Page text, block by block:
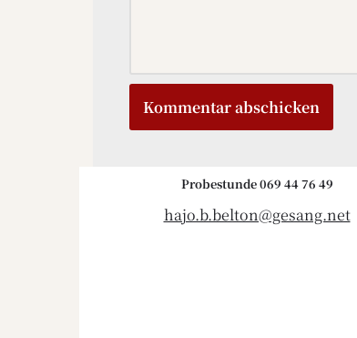
Probestunde 069 44 76 49
hajo.b.belton@gesang.net